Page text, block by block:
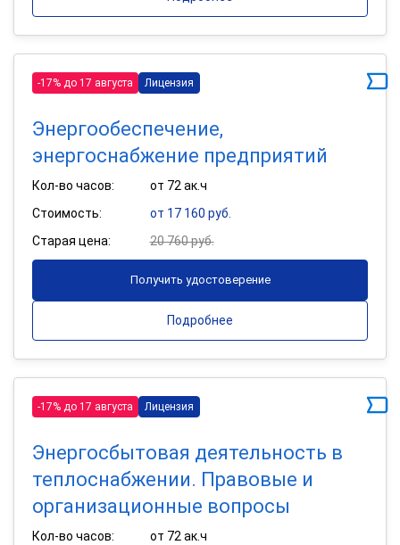
-17% до 17 августа Лицензия
Энергообеспечение,
энергоснабжение предприятий
Кол-во часов:
от 72 ак.ч
Стоимость:
от 17 160 руб.
Старая цена:
20 760 руб.
Получить удостоверение
Подробнее
-17% до 17 августа Лицензия
Энергосбытовая деятельность в
теплоснабжении. Правовые и
организационные вопросы
Кол-во часов:
от 72 ак.ч